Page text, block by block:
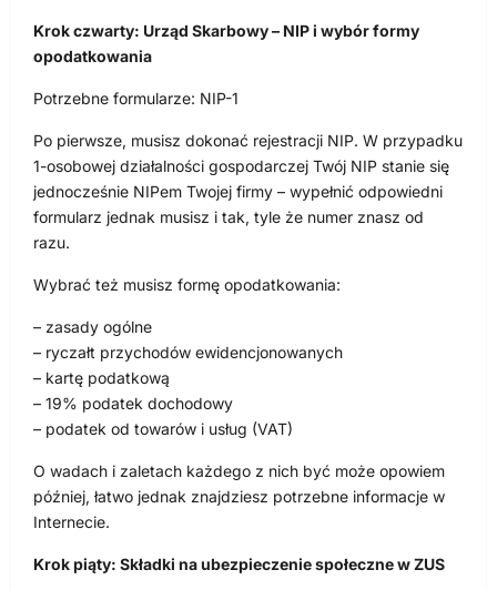
Krok czwarty: Urząd Skarbowy – NIP i wybór formy
opodatkowania
Potrzebne formularze: NIP-1
Po pierwsze, musisz dokonać rejestracji NIP. W przypadku
1-osobowej działalności gospodarczej Twój NIP stanie się
jednocześnie NIPem Twojej firmy – wypełnić odpowiedni
formularz jednak musisz i tak, tyle że numer znasz od
razu.
Wybrać też musisz formę opodatkowania:
– zasady ogólne
– ryczałt przychodów ewidencjonowanych
– kartę podatkową
– 19% podatek dochodowy
– podatek od towarów i usług (VAT)
O wadach i zaletach każdego z nich być może opowiem
później, łatwo jednak znajdziesz potrzebne informacje w
Internecie.
Krok piąty: Składki na ubezpieczenie społeczne w ZUS